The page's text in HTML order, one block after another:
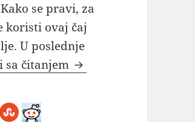
se pravi, za
koristi ovaj čaj
U poslednje
sa čitanjem Kako se pravi čaj od